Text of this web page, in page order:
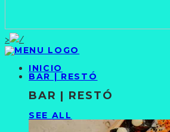
>
INICIO
BAR | RESTÓ
BAR | RESTÓ
SEE ALL